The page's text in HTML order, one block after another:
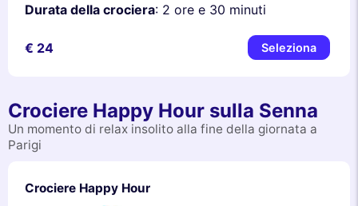
Durata della crociera: 2 ore e 30 minuti
€ 24 Seleziona
Crociere Happy Hour sulla Senna
Un momento di relax insolito alla fine della giornata a
Parigi
Crociere Happy Hour